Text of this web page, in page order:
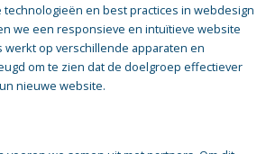
en best practices in webdesign
we een responsieve en intuïtieve website
werkt op verschillende apparaten en
om te zien dat de doelgroep effectiever
nieuwe website.